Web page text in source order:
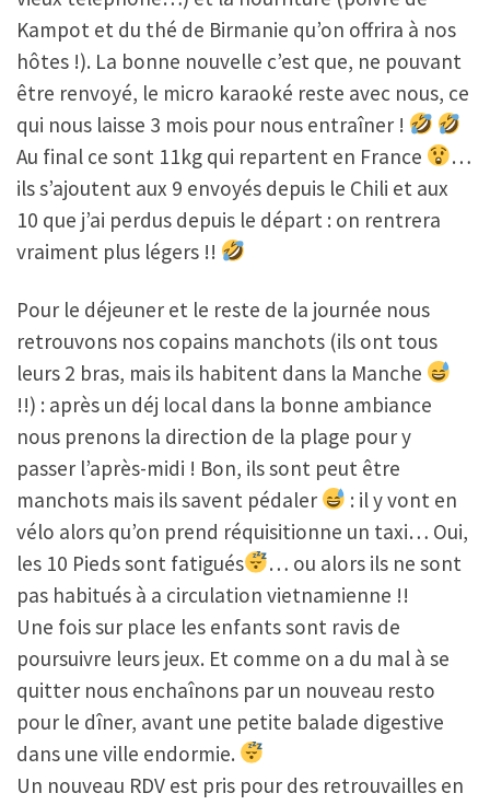
Kampot et du thé de Birmanie qu’on offrira à nos
hôtes !). La bonne nouvelle c’est que, ne pouvant
être renvoyé, le micro karaoké reste avec nous, ce
qui nous laisse 3 mois pour nous entraîner !
Au final ce sont 11kg qui repartent en France
…
ils s’ajoutent aux 9 envoyés depuis le Chili et aux
10 que j’ai perdus depuis le départ : on rentrera
vraiment plus légers !!
Pour le déjeuner et le reste de la journée nous
retrouvons nos copains manchots (ils ont tous
leurs 2 bras, mais ils habitent dans la Manche
!!) : après un déj local dans la bonne ambiance
nous prenons la direction de la plage pour y
passer l’après-midi ! Bon, ils sont peut être
manchots mais ils savent pédaler
: il y vont en
vélo alors qu’on prend réquisitionne un taxi… Oui,
les 10 Pieds sont fatigués
… ou alors ils ne sont
pas habitués à a circulation vietnamienne !!
Une fois sur place les enfants sont ravis de
poursuivre leurs jeux. Et comme on a du mal à se
quitter nous enchaînons par un nouveau resto
pour le dîner, avant une petite balade digestive
dans une ville endormie.
Un nouveau RDV est pris pour des retrouvailles en